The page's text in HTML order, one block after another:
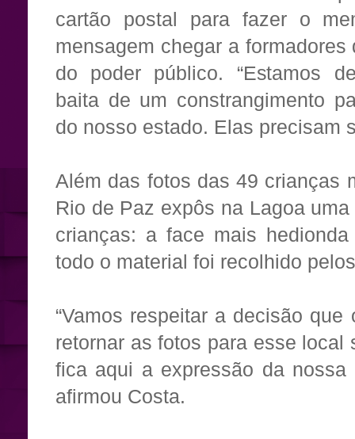
cartão postal para fazer o
mensagem chegar a
do poder público. “Estamos
baita de um constrangimento
do nosso estado. Elas precisam
Além das fotos das 49 crianças
Rio de Paz expôs na Lagoa
crianças: a face mais
todo o material foi recolhido
“Vamos respeitar a decisão
retornar as fotos para esse local
fica aqui a expressão da nossa
afirmou Costa.